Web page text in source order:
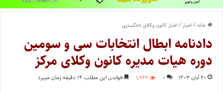
خانه/اخبار /اخبار کانون وکلای دادگستری
دادنامه ابطال انتخابات سی و سومین
دوره هیات مدیره کانون وکلای مرکز
۲۰ آبان ۱۴۰۳ ۰ ۱,۲۶۲ خواندن این مطلب ۱۴ دقیقه زمان میبرد